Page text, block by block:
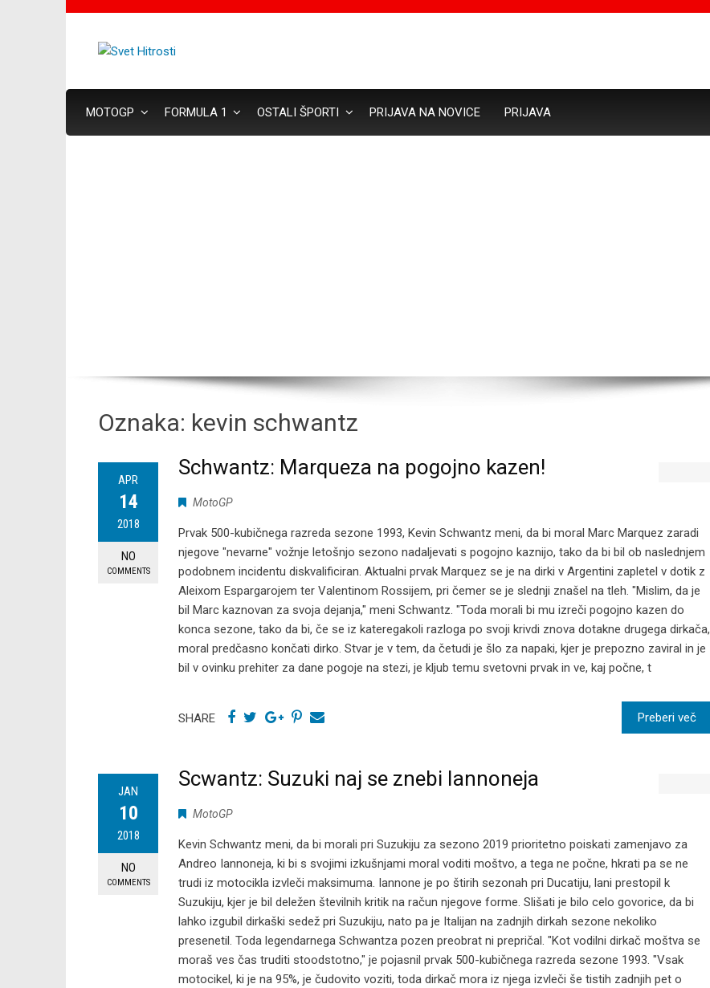
MOTOGP FORMULA 1 OSTALI ŠPORTI PRIJAVA NA NOVICE PRIJAVA
Oznaka: kevin schwantz
APR
14
2018
NO
COMMENTS
Schwantz: Marqueza na pogojno kazen!
MotoGP
Prvak 500-kubičnega razreda sezone 1993, Kevin Schwantz meni, da bi moral Marc Marquez zaradi
njegove "nevarne" vožnje letošnjo sezono nadaljevati s pogojno kaznijo, tako da bi bil ob naslednjem
podobnem incidentu diskvalificiran. Aktualni prvak Marquez se je na dirki v Argentini zapletel v dotik z
Aleixom Espargarojem ter Valentinom Rossijem, pri čemer se je slednji znašel na tleh. "Mislim, da je
bil Marc kaznovan za svoja dejanja," meni Schwantz. "Toda morali bi mu izreči pogojno kazen do
konca sezone, tako da bi, če se iz kateregakoli razloga po svoji krivdi znova dotakne drugega dirkača,
moral predčasno končati dirko. Stvar je v tem, da četudi je šlo za napaki, kjer je prepozno zaviral in je
bil v ovinku prehiter za dane pogoje na stezi, je kljub temu svetovni prvak in ve, kaj počne, t
Preberi več
SHARE
JAN
10
2018
NO
COMMENTS
Scwantz: Suzuki naj se znebi Iannoneja
MotoGP
Kevin Schwantz meni, da bi morali pri Suzukiju za sezono 2019 prioritetno poiskati zamenjavo za
Andreo Iannoneja, ki bi s svojimi izkušnjami moral voditi moštvo, a tega ne počne, hkrati pa se ne
trudi iz motocikla izvleči maksimuma. Iannone je po štirih sezonah pri Ducatiju, lani prestopil k
Suzukiju, kjer je bil deležen številnih kritik na račun njegove forme. Slišati je bilo celo govorice, da bi
lahko izgubil dirkaški sedež pri Suzukiju, nato pa je Italijan na zadnjih dirkah sezone nekoliko
presenetil. Toda legendarnega Schwantza pozen preobrat ni prepričal. "Kot vodilni dirkač moštva se
moraš ves čas truditi stoodstotno," je pojasnil prvak 500-kubičnega razreda sezone 1993. "Vsak
motocikel, ki je na 95%, je čudovito voziti, toda dirkač mora iz njega izvleči še tistih zadnjih pet o